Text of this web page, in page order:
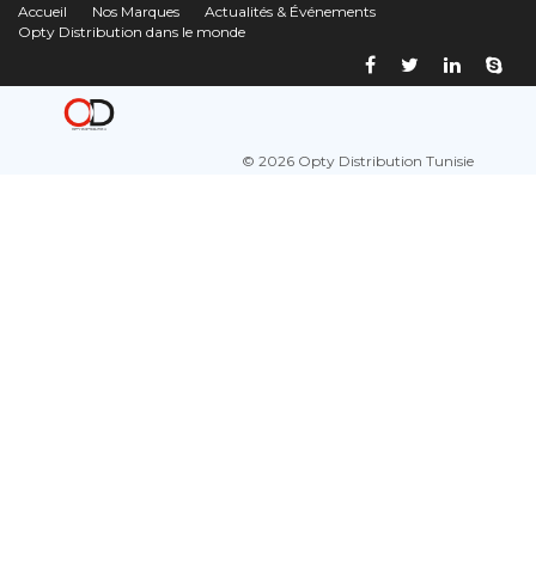
Accueil Nos Marques
Actualités & Événements
Opty Distribution dans le monde
© 2026 Opty Distribution Tunisie